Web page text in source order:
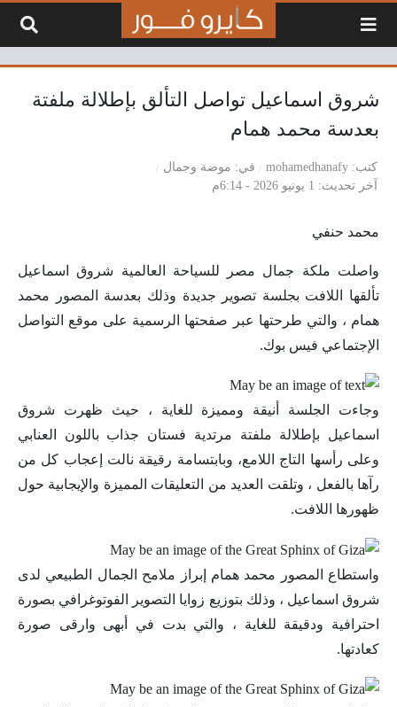
شروق اسماعيل تواصل التألق بإطلالة ملفتة
بعدسة محمد همام
كتب mohamedhanafy في
موضة وجمال
آخر تحديث
1 يونيو 2026 - 6:14م
محمد حنفي
واصلت ملكة جمال مصر للسياحة العالمية شروق اسماعيل
تألقها اللافت بجلسة تصوير جديدة وذلك بعدسة المصور محمد
همام ، والتي طرحتها عبر صفحتها الرسمية على موقع التواصل
الإجتماعي فيس بوك.
وجاءت الجلسة أنيقة ومميزة للغاية ، حيث ظهرت شروق
اسماعيل بإطلالة ملفتة مرتدية فستان جذاب باللون العنابي
وعلى رأسها التاج اللامع، وبابتسامة رقيقة نالت إعجاب كل من
رآها بالفعل ، وتلقت العديد من التعليقات المميزة والإيجابية حول
ظهورها اللافت.
واستطاع المصور محمد همام إبراز ملامح الجمال الطبيعي لدى
شروق اسماعيل ، وذلك بتوزيع زوايا التصوير الفوتوغرافي بصورة
احترافية ودقيقة للغاية ، والتي بدت في أبهى وارقى صورة
كعادتها.